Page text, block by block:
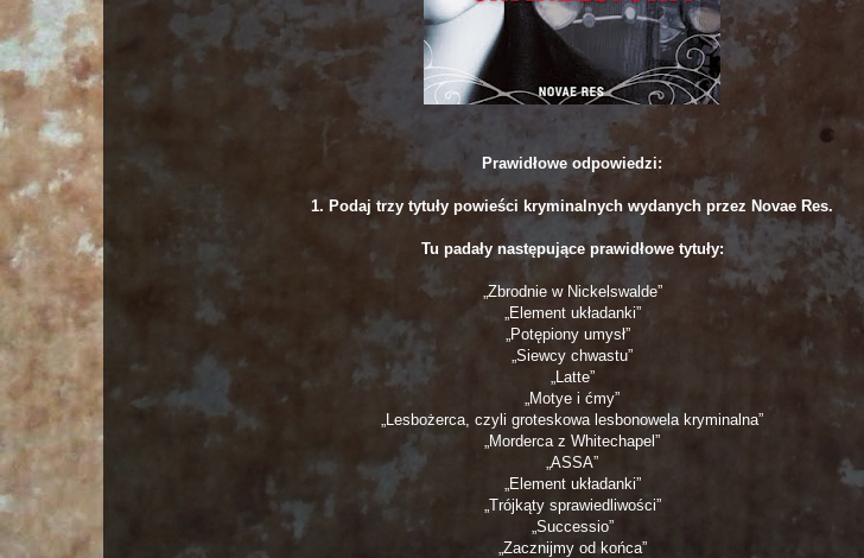
Prawidłowe odpowiedzi:
1. Podaj trzy tytuły powieści kryminalnych wydanych przez Novae Res.
Tu padały następujące prawidłowe tytuły:
„Zbrodnie w Nickelswalde”
„Element układanki”
„Potępiony umysł”
„Siewcy chwastu”
„Latte”
„Motye i ćmy”
„Lesbożerca, czyli groteskowa lesbonowela kryminalna”
„Morderca z Whitechapel”
„ASSA”
„Element układanki”
„Trójkąty sprawiedliwości”
„Successio”
„Zacznijmy od końca”